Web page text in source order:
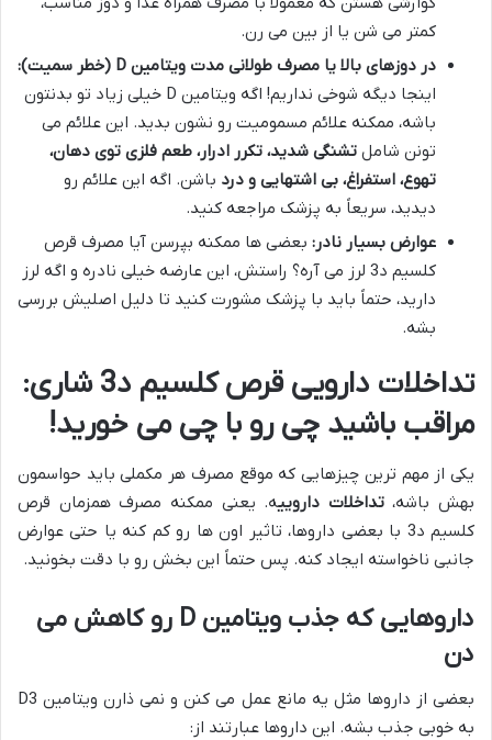
کمتر می شن یا از بین می رن.
در دوزهای بالا یا مصرف طولانی مدت ویتامین D (خطر سمیت):
اینجا دیگه شوخی نداریم! اگه ویتامین D خیلی زیاد تو بدنتون
باشه، ممکنه علائم مسمومیت رو نشون بدید. این علائم می
تونن شامل تشنگی شدید، تکرر ادرار، طعم فلزی توی دهان،
تهوع، استفراغ، بی اشتهایی و درد باشن. اگه این علائم رو
دیدید، سریعاً به پزشک مراجعه کنید.
عوارض بسیار نادر: بعضی ها ممکنه بپرسن آیا مصرف قرص
کلسیم د3 لرز می آره؟ راستش، این عارضه خیلی نادره و اگه لرز
دارید، حتماً باید با پزشک مشورت کنید تا دلیل اصلیش بررسی
بشه.
تداخلات دارویی قرص کلسیم د3 شاری:
مراقب باشید چی رو با چی می خورید!
یکی از مهم ترین چیزهایی که موقع مصرف هر مکملی باید حواسمون
بهش باشه،تداخلات داروییه. یعنی ممکنه مصرف همزمان قرص
کلسیم د3 با بعضی داروها، تاثیر اون ها رو کم کنه یا حتی عوارض
جانبی ناخواسته ایجاد کنه. پس حتماً این بخش رو با دقت بخونید.
داروهایی که جذب ویتامین D رو کاهش می
دن
بعضی از داروها مثل یه مانع عمل می کنن و نمی ذارن ویتامین D3
به خوبی جذب بشه. این داروها عبارتند از: